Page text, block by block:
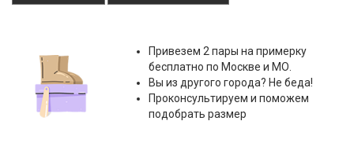
Привезем 2 пары на примерку
бесплатно по Москве и МО.
Вы из другого города? Не беда!
Проконсультируем и поможем
подобрать размер